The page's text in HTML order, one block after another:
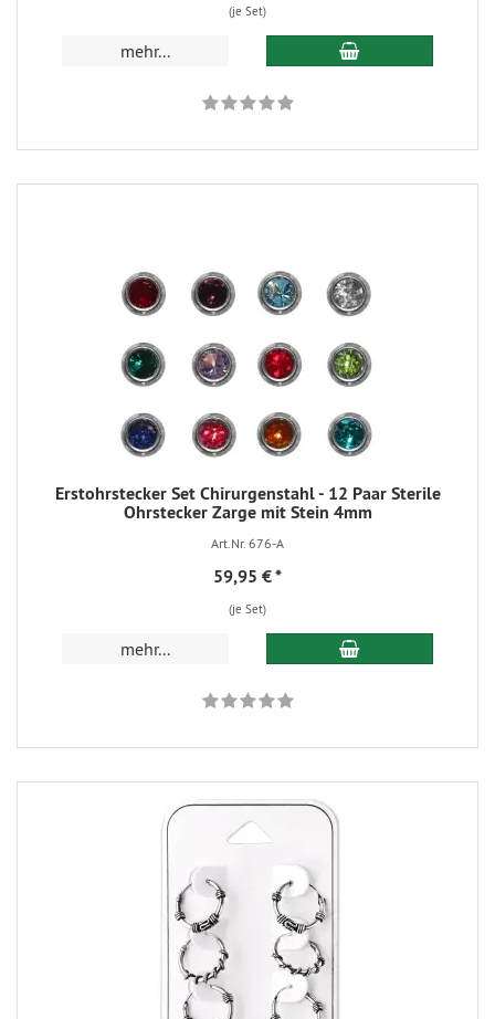
(je Set)
mehr...
Erstohrstecker Set Chirurgenstahl - 12 Paar Sterile
Ohrstecker Zarge mit Stein 4mm
Art.Nr. 676-A
59,95 €*
(je Set)
mehr...